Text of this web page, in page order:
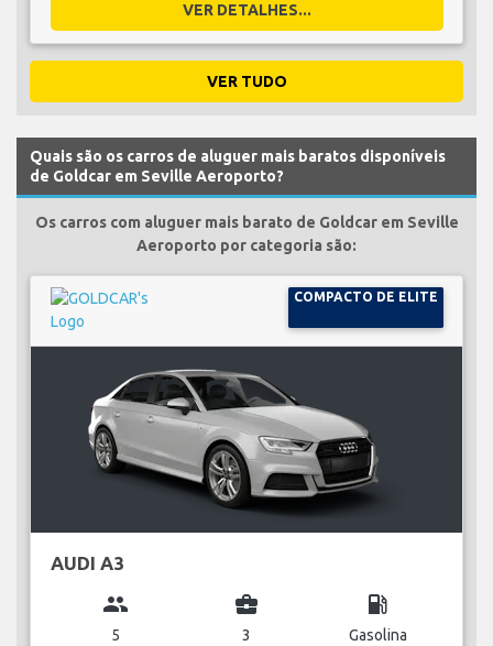
VER DETALHES...
VER TUDO
Quais são os carros de aluguer mais baratos disponíveis
de Goldcar em Seville Aeroporto?
Os carros com aluguer mais barato de Goldcar em Seville
Aeroporto por categoria são:
COMPACTO DE ELITE
AUDI A3
group
5
business_center
3
local_gas_station
Gasolina